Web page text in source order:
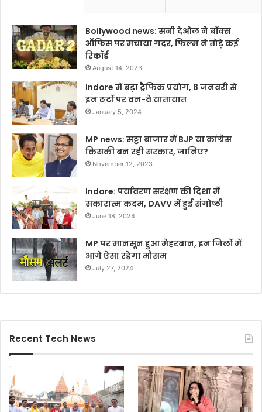
Bollywood news: सनी देओल ने बॉक्स
ऑफिस पर मचाया गदर, फिल्म ने तोड़े कई
रिकॉर्ड
August 14, 2023
Indore में बड़ा ट्रैफिक प्रयोग, 8 जनवरी से
इन रूटों पर वन-वे यातायात
January 5, 2024
MP news: सट्टा बाजार में BJP या कांग्रेस
किसकी बन रही सरकार, जानिए?
November 12, 2023
Indore: पर्यावरण सरंक्षण की दिशा में
सकारात्म कदम, DAVV में हुई संगोष्ठी
June 18, 2024
MP पर मानसून हुआ मेहरबान, इन जिलों में
आगे ऐसा रहेगा मौसम
July 27, 2024
Recent Tech News